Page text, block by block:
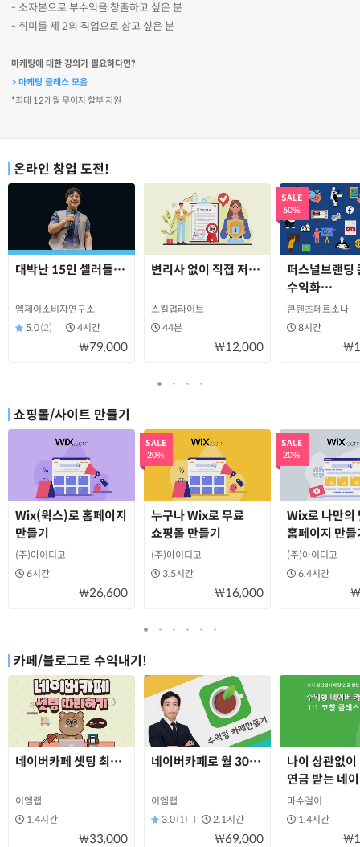
- 소자본으로 부수익을 창출하고 싶은 분
- 취미를 제 2의 직업으로 삼고 싶은 분
마케팅에 대한 강의가 필요하다면?
> 마케팅 클래스 모음
*최대 12개월 무이자 할부 지원
온라인 창업 도전!
대박난 15인 셀러들의 찐사례와 꿀팁
엠제이소비자연구소
5.0(2) 4시간
₩79,000
변리사 없이 직접 저렴하고 빠르게 상표
스킬업라이브
44분
₩12,000
SALE
60%
퍼스널브랜딩
수익화
온라인창업마
숨은 비법
콘텐츠페르소나
8시간
쇼핑몰/사이트 만들기
Wix(윅스)로 홈페이지
만들기
(주)아이티고
6시간
₩26,600
SALE
20%
누구나 Wix로 무료
쇼핑몰 만들기
(주)아이티고
3.5시간
₩16,000
SALE
20%
Wix로 나만의
홈페이지 만들
(주)아이티고
6.4시간
카페/블로그로 수익내기!
네이버카페 셋팅 최적화하기 - 실습 동영상 강의
이엠랩
1.4시간
₩33,000
네이버카페로 월 300벌기(온라인 건물주
이엠랩
3.0(1) 2.1시간
₩69,000
나이 상관없이
연금 받는 네
만들기
마수걸이
1.4시간